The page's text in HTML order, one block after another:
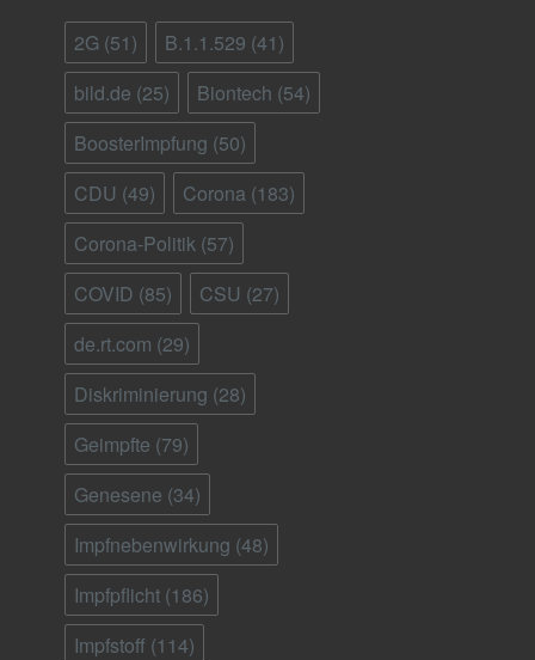
2G (51) B.1.1.529 (41)
bild.de (25) Biontech (54)
BoosterImpfung (50)
CDU (49) Corona (183)
Corona-Politik (57)
COVID (85) CSU (27)
de.rt.com (29)
Diskriminierung (28)
Geimpfte (79)
Genesene (34)
Impfnebenwirkung (48)
Impfpflicht (186)
Impfstoff (114)